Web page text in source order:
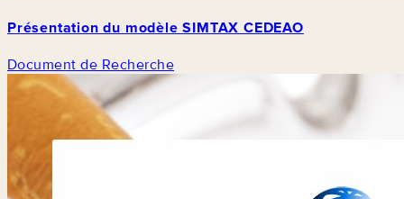
Présentation du modèle SIMTAX CEDEAO
Document de Recherche